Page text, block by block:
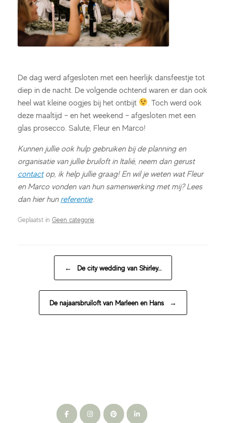
De dag werd afgesloten met een heerlijk dansfeestje tot
diep in de nacht. De volgende ochtend waren er dan ook
heel wat kleine oogjes bij het ontbijt
. Toch werd ook
deze maaltijd – en het weekend – afgesloten met een
glas prosecco. Salute, Fleur en Marco!
Kunnen jullie ook hulp gebruiken bij de planning en
organisatie van jullie bruiloft in Italië, neem dan gerust
contactop, ik help jullie graag! En wil je weten wat Fleur
en Marco vonden van hun samenwerking met mij? Lees
dan hier hun referentie.
Geplaatst in Geen categorie
← De city wedding van Shirley…
De najaarsbruiloft van Marleen en Hans →